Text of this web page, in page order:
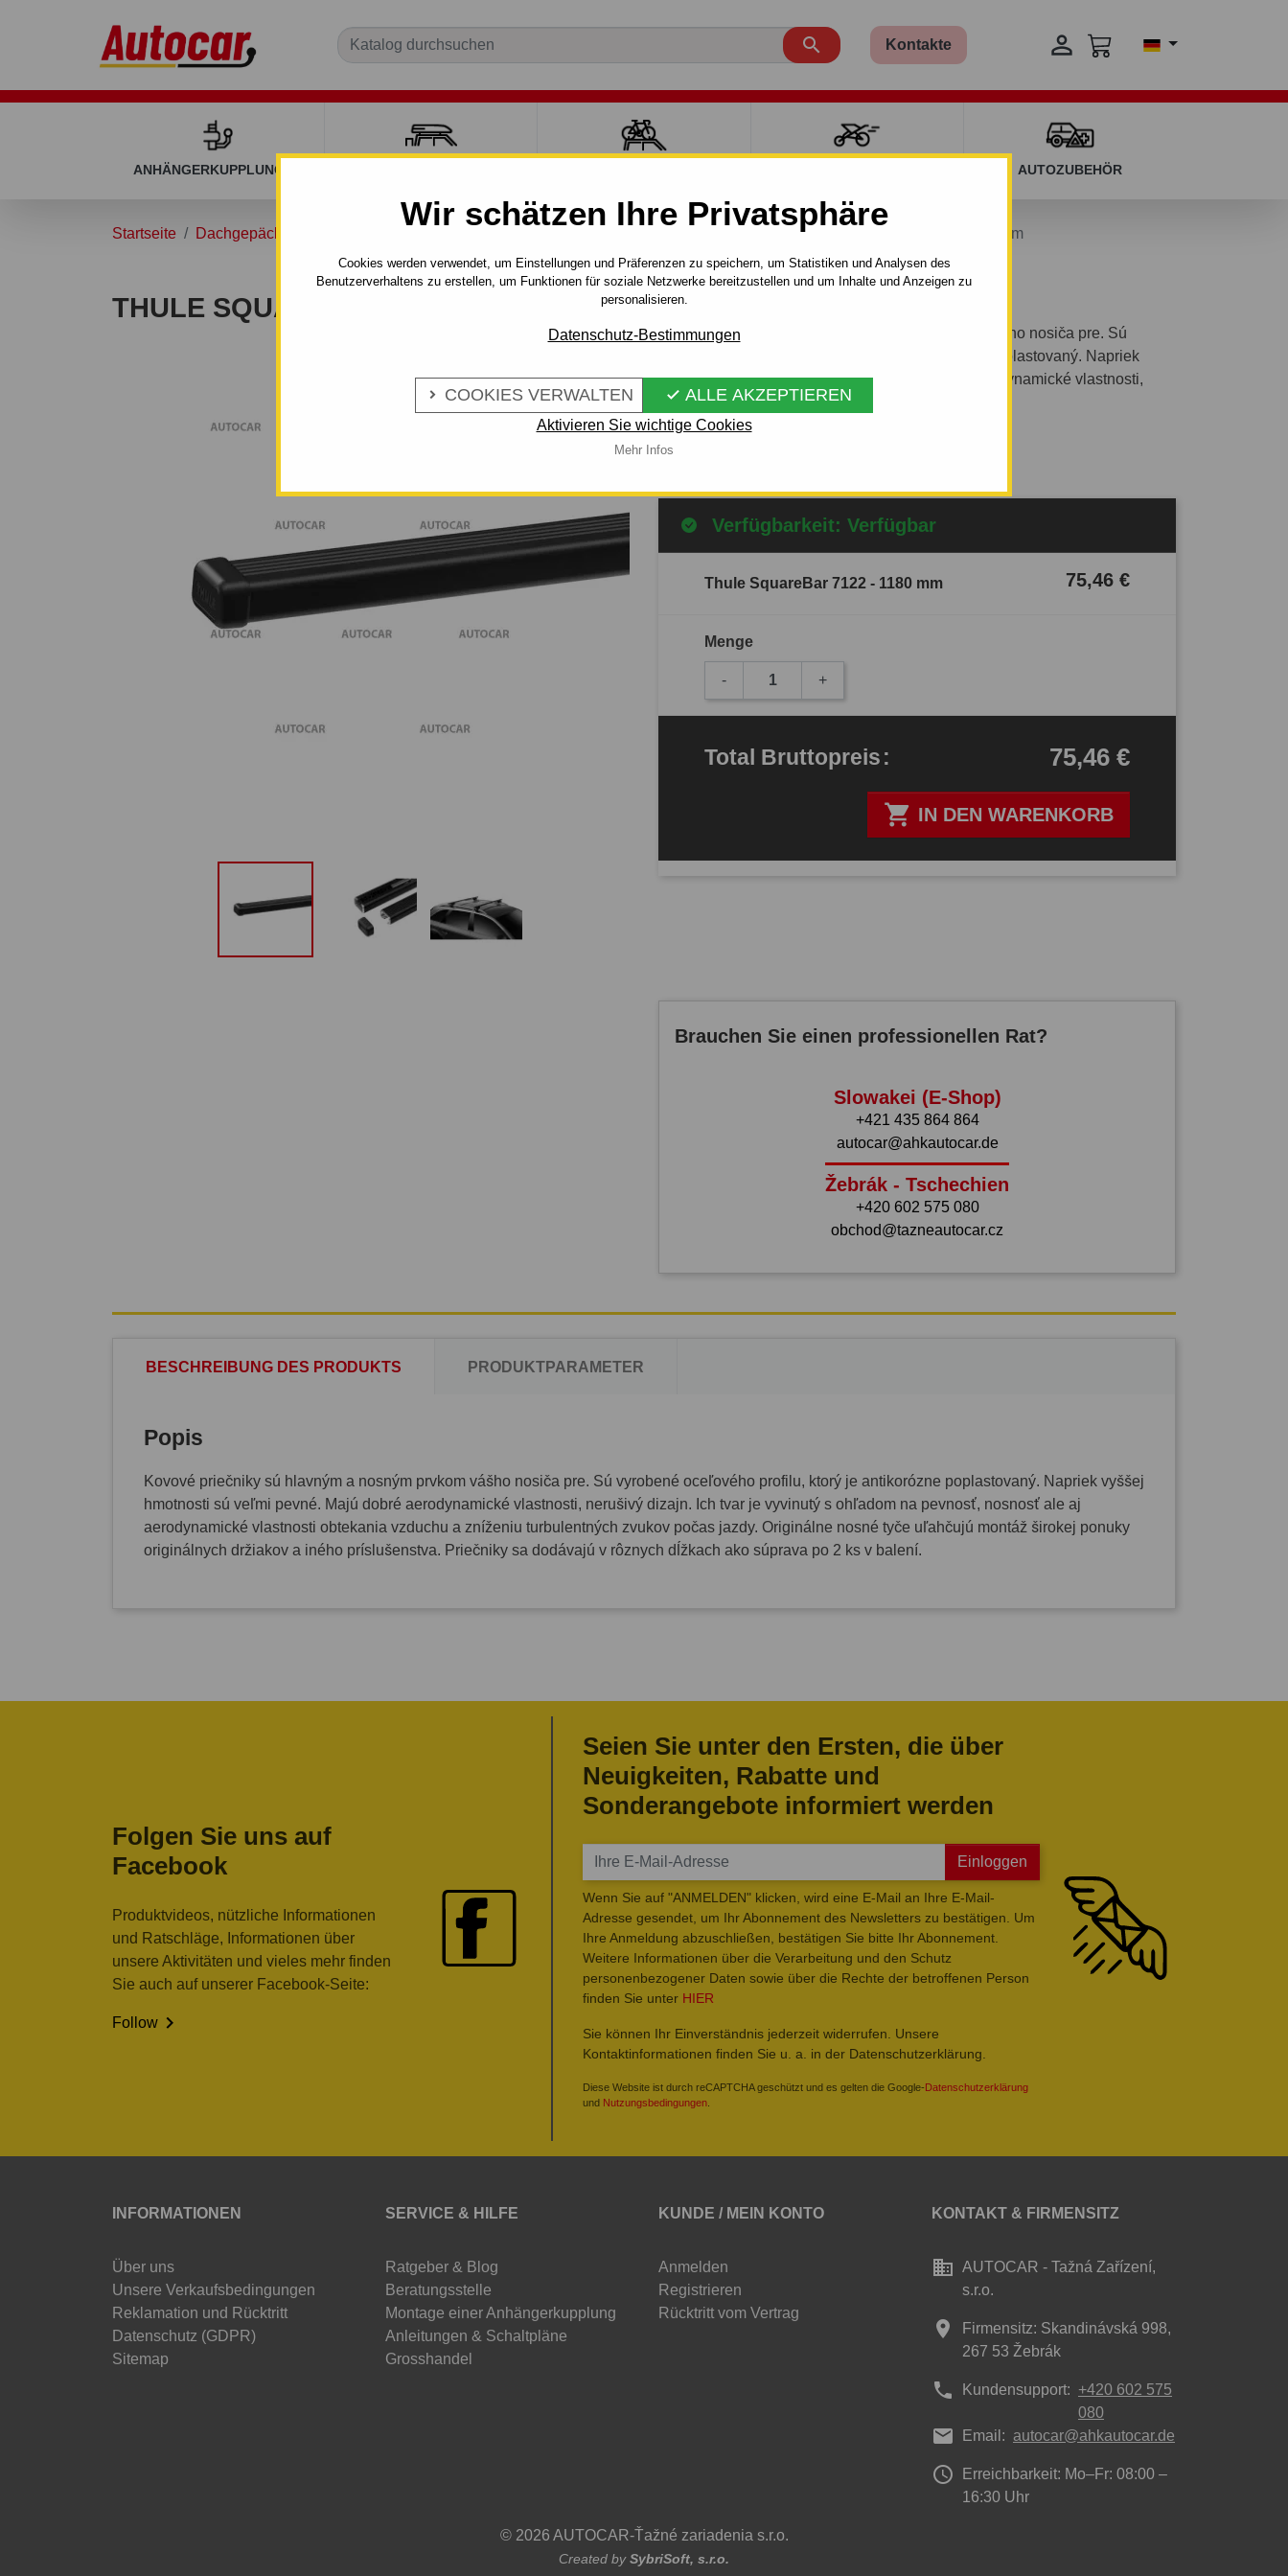
Wir schätzen Ihre Privatsphäre
Cookies werden verwendet, um Einstellungen und Präferenzen zu speichern, um Statistiken und Analysen des
Benutzerverhaltens zu erstellen, um Funktionen für soziale Netzwerke bereitzustellen und um Inhalte und Anzeigen zu
personalisieren.
Datenschutz-Bestimmungen
 COOKIES VERWALTEN  ALLE AKZEPTIEREN
Aktivieren Sie wichtige Cookies
Mehr Infos
 Kontakte 
ANHÄNGERKUPPLUNGEN AUTOZUBEHÖR
Startseite Dachgepäckträger Thule SquareBar 7122 - 1180 mm
THULE SQUAREBAR 7122 - 1180 MM Artikel-Nr.:
Kovové priečniky sú hlavným a nosným prvkom vášho nosiča pre. Sú
vyrobené oceľového profilu, ktorý je antikorózne poplastovaný. Napriek
vyššej hmotnosti sú veľmi pevné. Majú dobré aerodynamické vlastnosti,
nerušivý dizajn.
Verfügbarkeit: Verfügbar
Thule SquareBar 7122 - 1180 mm 75,46 €
Menge
- +
 IN DEN WARENKORB
Total Bruttopreis: 75,46 €
Brauchen Sie einen professionellen Rat?
Slowakei (E-Shop)
+421 435 864 864
autocar@ahkautocar.de
Žebrák - Tschechien
+420 602 575 080
obchod@tazneautocar.cz
BESCHREIBUNG DES PRODUKTS PRODUKTPARAMETER
Popis
Kovové priečniky sú hlavným a nosným prvkom vášho nosiča pre. Sú vyrobené oceľového profilu, ktorý je antikorózne poplastovaný. Napriek vyššej
hmotnosti sú veľmi pevné. Majú dobré aerodynamické vlastnosti, nerušivý dizajn. Ich tvar je vyvinutý s ohľadom na pevnosť, nosnosť ale aj
aerodynamické vlastnosti obtekania vzduchu a zníženiu turbulentných zvukov počas jazdy. Originálne nosné tyče uľahčujú montáž širokej ponuky
originálnych držiakov a iného príslušenstva. Priečniky sa dodávajú v rôznych dĺžkach ako súprava po 2 ks v balení.
Folgen Sie uns auf
Facebook
Produktvideos, nützliche Informationen
und Ratschläge, Informationen über
unsere Aktivitäten und vieles mehr finden
Sie auch auf unserer Facebook-Seite:
Follow 
Seien Sie unter den Ersten, die über
Neuigkeiten, Rabatte und
Sonderangebote informiert werden
Einloggen
Wenn Sie auf "ANMELDEN" klicken, wird eine E-Mail an Ihre E-Mail-
Adresse gesendet, um Ihr Abonnement des Newsletters zu bestätigen. Um
Ihre Anmeldung abzuschließen, bestätigen Sie bitte Ihr Abonnement.
Weitere Informationen über die Verarbeitung und den Schutz
personenbezogener Daten sowie über die Rechte der betroffenen Person
finden Sie unter HIER
Sie können Ihr Einverständnis jederzeit widerrufen. Unsere
Kontaktinformationen finden Sie u. a. in der Datenschutzerklärung.
Diese Website ist durch reCAPTCHA geschützt und es gelten die Google-Datenschutzerklärung
und Nutzungsbedingungen
INFORMATIONEN
Über uns
Unsere Verkaufsbedingungen
Reklamation und Rücktritt
Datenschutz (GDPR)
Sitemap
SERVICE & HILFE
Ratgeber & Blog
Beratungsstelle
Montage einer Anhängerkupplung
Anleitungen & Schaltpläne
Grosshandel
KUNDE / MEIN KONTO
Anmelden
Registrieren
Rücktritt vom Vertrag
KONTAKT & FIRMENSITZ
business AUTOCAR - Tažná Zařízení,
s.r.o.
place
Firmensitz: Skandinávská 998,
267 53 Žebrák
phone Kundensupport: +420 602 575
080
mail Email: autocar@ahkautocar.de
access_time
Erreichbarkeit: Mo–Fr: 08:00 –
16:30 Uhr
© 2026 AUTOCAR-Ťažné zariadenia s.r.o.
Created bySybriSoft, s.r.o.